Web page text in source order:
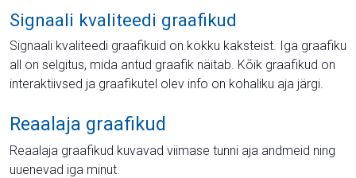
Signaali kvaliteedi graafikud
Signaali kvaliteedi graafikuid on kokku kaksteist. Iga graafiku
all on selgitus, mida antud graafik näitab. Kõik graafikud on
interaktiivsed ja graafikutel olev info on kohaliku aja järgi.
Reaalaja graafikud
Reaalaja graafikud kuvavad viimase tunni aja andmeid ning
uuenevad iga minut.